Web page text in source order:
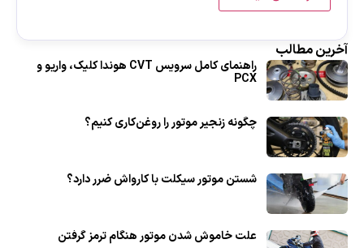
آخرین مطالب
راهنمای کامل سرویس CVT هوندا کلیک، واریو و
PCX
چگونه زنجیر موتور را روغن‌کاری کنیم؟
شستن موتور سیکلت با کارواش ضرر دارد؟
علت خاموش شدن موتور هنگام ترمز گرفتن